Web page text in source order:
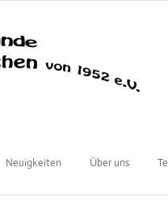
Neuigkeiten Über uns